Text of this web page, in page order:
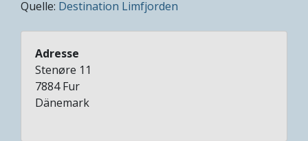
Quelle: Destination Limfjorden
Adresse
Stenøre 11
7884 Fur
Dänemark